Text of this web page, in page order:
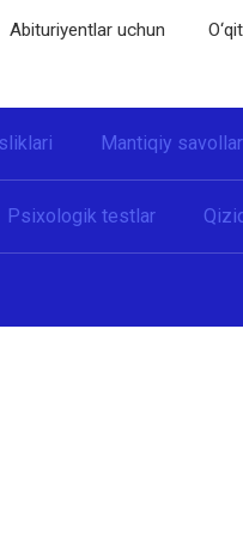
Abituriyentlar uchun
Mantiqiy savollar
Psixologik testlar